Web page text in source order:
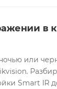
в
или
Smart IR